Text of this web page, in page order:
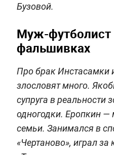
Бузовой.
Муж-футболист
фальшивках
Про брак Инстасамки
злословят много.
супруга в реальности
одногодки. Еропкин —
семьи. Занимался в
«Чертаново», играл